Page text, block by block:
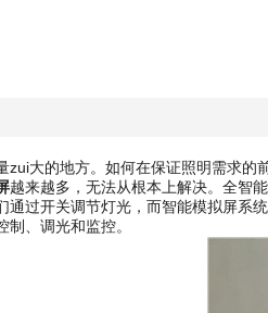
大的地方。如何在保证照明需求的
越来越多，无法从根本上解决。全智
开关调节灯光，而智能模拟屏系统
、调光和监控。